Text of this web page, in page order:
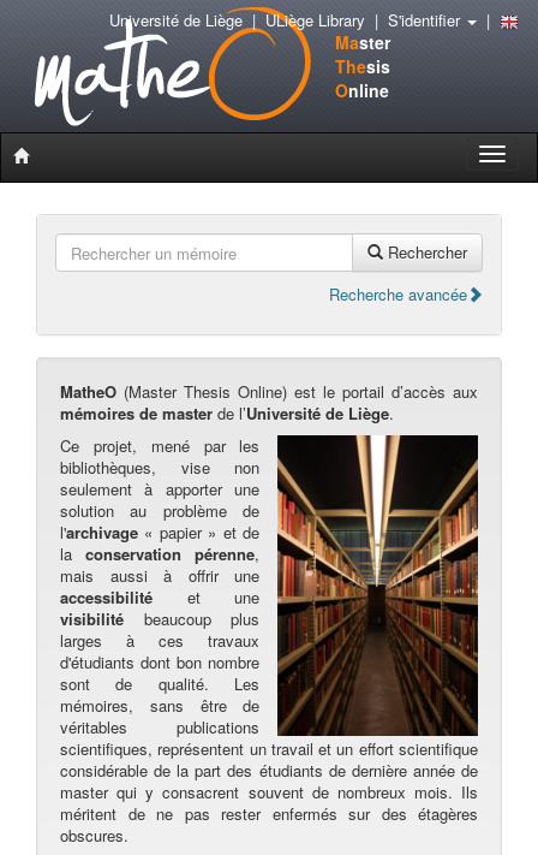
Master
Thesis
Online
Toggle
Université de Liège|ULiège Library | S'identifier |
Rechercher
Recherche avancée
MatheO (Master Thesis Online) est le portail d’accès aux
mémoires de master de l’Université de Liège.
Ce projet, mené par les
bibliothèques, vise non
seulement à apporter une
solution au problème de
l'archivage « papier » et de
laconservation pérenne,
mais aussi à offrir une
accessibilité et une
visibilité beaucoup plus
larges à ces travaux
d'étudiants dont bon nombre
sont de qualité. Les
mémoires, sans être de
véritables publications
scientifiques, représentent un travail et un effort scientifique
considérable de la part des étudiants de dernière année de
master qui y consacrent souvent de nombreux mois. Ils
méritent de ne pas rester enfermés sur des étagères
obscures.